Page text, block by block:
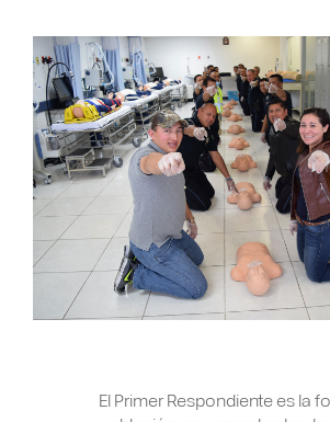
El Primer Respondiente es la